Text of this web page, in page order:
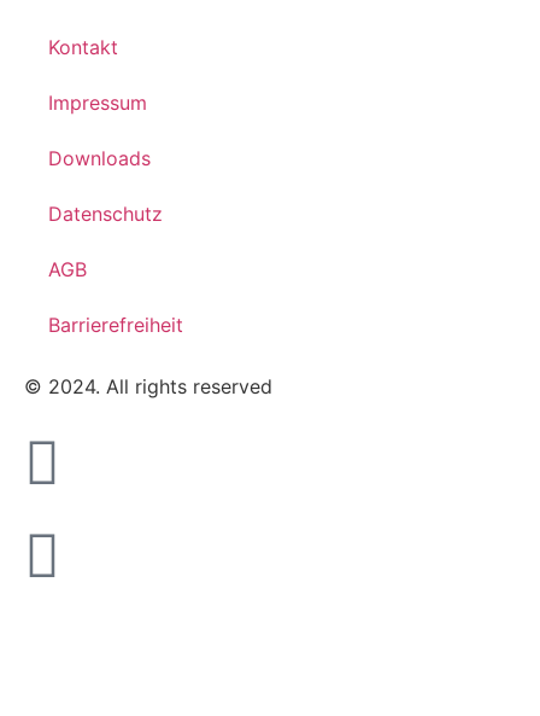
Kontakt
Impressum
Downloads
Datenschutz
AGB
Barrierefreiheit
© 2024. All rights reserved